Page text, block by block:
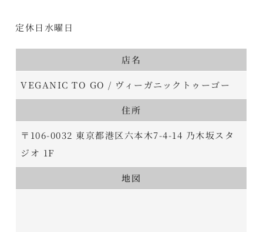
定休日水曜日
店名
VEGANIC TO GO / ヴィーガニックトゥーゴー
住所
〒106-0032 東京都港区六本木7-4-14 乃木坂スタ
ジオ 1F
地図